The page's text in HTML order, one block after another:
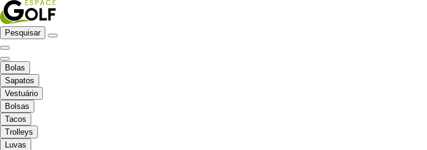
Pesquisar
Bolas
Sapatos
Vestuário
Bolsas
Tacos
Trolleys
Luvas